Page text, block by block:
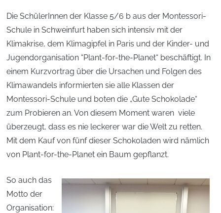
Die SchülerInnen der Klasse 5/6 b aus der Montessori-
Schule in Schweinfurt haben sich intensiv mit der
Klimakrise, dem Klimagipfel in Paris und der Kinder- und
Jugendorganisation “Plant-for-the-Planet“ beschäftigt. In
einem Kurzvortrag über die Ursachen und Folgen des
Klimawandels informierten sie alle Klassen der
Montessori-Schule und boten die „Gute Schokolade“
zum Probieren an. Von diesem Moment waren viele
überzeugt, dass es nie leckerer war die Welt zu retten.
Mit dem Kauf von fünf dieser Schokoladen wird nämlich
von Plant-for-the-Planet ein Baum gepflanzt.
So auch das
Motto der
Organisation: